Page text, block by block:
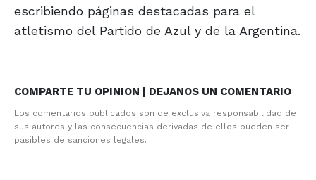
escribiendo páginas destacadas para el
atletismo del Partido de Azul y de la Argentina.
COMPARTE TU OPINION | DEJANOS UN COMENTARIO
Los comentarios publicados son de exclusiva responsabilidad de
sus autores y las consecuencias derivadas de ellos pueden ser
pasibles de sanciones legales.